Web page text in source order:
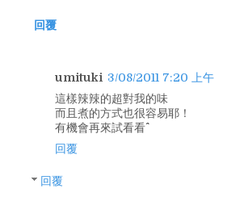
回覆
umituki 3/08/2011 7:20 上午
這樣辣辣的超對我的味
而且煮的方式也很容易耶！
有機會再來試看看^^
回覆
回覆